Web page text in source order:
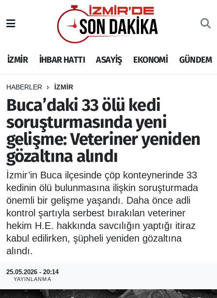
İZMİR İHBAR HATTI ASAYİŞ EKONOMİ GÜNDEM
HABERLER İZMİR
Buca’daki 33 ölü kedi
soruşturmasında yeni
gelişme: Veteriner yeniden
gözaltına alındı
İzmir’in Buca ilçesinde çöp konteynerinde 33
kedinin ölü bulunmasına ilişkin soruşturmada
önemli bir gelişme yaşandı. Daha önce adli
kontrol şartıyla serbest bırakılan veteriner
hekim H.E. hakkında savcılığın yaptığı itiraz
kabul edilirken, şüpheli yeniden gözaltına
alındı.
25.05.2026 - 20:14
YAYINLANMA
İHBAR HATTI
DEPREM
GENEL
EKONOMİ
SİYASET
SPOR
ASAYİŞ
RESMİ REKLAM
İzmir Nöbetçi Eczaneler
İzmir Hava Durumu
İzmir Namaz Vakitleri
İzmir Trafik Yoğunluk Haritası
Puan Durumu ve Fikstür
Tüm Manşetler
Son Dakika Haberleri
Haber Arşivi